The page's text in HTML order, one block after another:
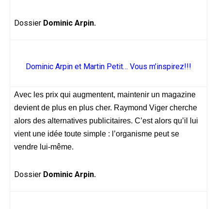
Dossier Dominic Arpin.
Dominic Arpin et Martin Petit… Vous m’inspirez!!!
Avec les prix qui augmentent, maintenir un magazine
devient de plus en plus cher. Raymond Viger cherche
alors des alternatives publicitaires. C’est alors qu’il lui
vient une idée toute simple : l’organisme peut se
vendre lui-même.
Dossier Dominic Arpin.